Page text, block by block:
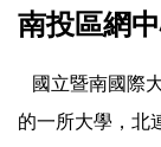
南投區網
國立暨南國際
的一所大學，北